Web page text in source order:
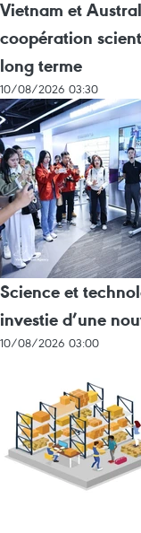
Vietnam et
coopération
long terme
10/08/2026 03:30
Science et
investie d’une
10/08/2026 03:00